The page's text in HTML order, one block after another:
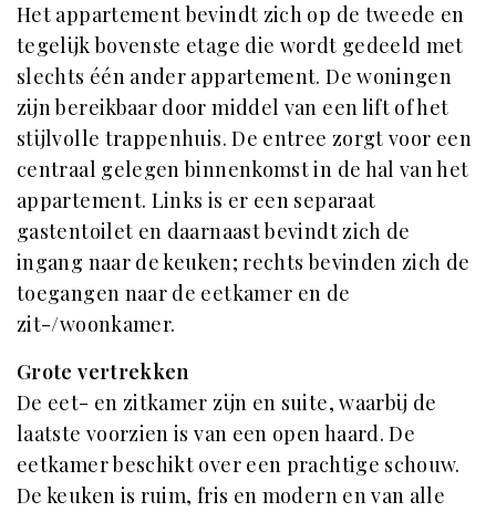
Het appartement bevindt zich op de tweede en
tegelijk bovenste etage die wordt gedeeld met
slechts één ander appartement. De woningen
zijn bereikbaar door middel van een lift of het
stijlvolle trappenhuis. De entree zorgt voor een
centraal gelegen binnenkomst in de hal van het
appartement. Links is er een separaat
gastentoilet en daarnaast bevindt zich de
ingang naar de keuken; rechts bevinden zich de
toegangen naar de eetkamer en de
zit-/woonkamer.
Grote vertrekken
De eet- en zitkamer zijn en suite, waarbij de
laatste voorzien is van een open haard. De
eetkamer beschikt over een prachtige schouw.
De keuken is ruim, fris en modern en van alle